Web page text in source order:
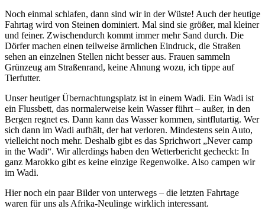
Noch einmal schlafen, dann sind wir in der Wüste! Auch der heutige
Fahrtag wird von Steinen dominiert. Mal sind sie größer, mal kleiner
und feiner. Zwischendurch kommt immer mehr Sand durch. Die
Dörfer machen einen teilweise ärmlichen Eindruck, die Straßen
sehen an einzelnen Stellen nicht besser aus. Frauen sammeln
Grünzeug am Straßenrand, keine Ahnung wozu, ich tippe auf
Tierfutter.
Unser heutiger Übernachtungsplatz ist in einem Wadi. Ein Wadi ist
ein Flussbett, das normalerweise kein Wasser führt – außer, in den
Bergen regnet es. Dann kann das Wasser kommen, sintflutartig. Wer
sich dann im Wadi aufhält, der hat verloren. Mindestens sein Auto,
vielleicht noch mehr. Deshalb gibt es das Sprichwort „Never camp
in the Wadi“. Wir allerdings haben den Wetterbericht gecheckt: In
ganz Marokko gibt es keine einzige Regenwolke. Also campen wir
im Wadi.
Hier noch ein paar Bilder von unterwegs – die letzten Fahrtage
waren für uns als Afrika-Neulinge wirklich interessant.